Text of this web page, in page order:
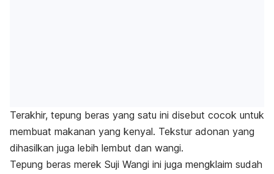
Terakhir, tepung beras yang satu ini disebut cocok untuk
membuat makanan yang kenyal. Tekstur adonan yang
dihasilkan juga lebih lembut dan wangi.
Tepung beras merek Suji Wangi ini juga mengklaim sudah